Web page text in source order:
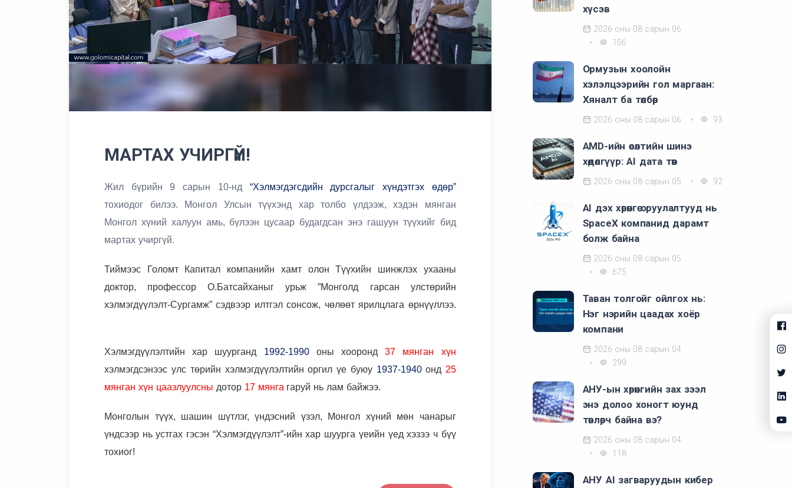
МАРТАХ УЧИРГҮЙ!
Жил бүрийн 9 сарын 10-нд “Хэлмэгдэгсдийн дурсгалыг хүндэтгэх өдөр”
тохиодог билээ. Монгол Улсын түүхэнд хар толбо үлдээж, хэдэн мянган
Монгол хүний халуун амь, бүлээн цусаар будагдсан энэ гашуун түүхийг бид
мартах учиргүй.
Тиймээс Голомт Капитал компанийн хамт олон Түүхийн шинжлэх ухааны
доктор, профессор О.Батсайханыг урьж ”Монголд гарсан улстөрийн
хэлмэгдүүлэлт-Сургамж” сэдвээр илтгэл сонсож, чөлөөт ярилцлага өрнүүллээ.
Хэлмэгдүүлэлтийн хар шуурганд 1992-1990оны хооронд37 мянган хүн
хэлмэгдсэнээс улс төрийн хэлмэгдүүлэлтийн оргил үе буюу 1937-1940 онд 25
мянган хүн цаазлуулсны дотор 17 мянга гаруй нь лам байжээ.
Монголын түүх, шашин шүтлэг, үндэсний үзэл, Монгол хүний мөн чанарыг
үндсээр нь устгах гэсэн “Хэлмэгдүүлэлт”-ийн хар шуурга үеийн үед хэзээ ч бүү
тохиог!
хүсэв
2026 оны 08 сарын 06
106
Ормузын хоолойн
хэлэлцээрийн гол маргаан:
Хяналт ба төлбөр
2026 оны 08 сарын 06 93
AMD-ийн өсөлтийн шинэ
хөдөлгүүр: AI дата төв
2026 оны 08 сарын 05 92
AI дэх хөрөнгө оруулалтууд нь
SpaceX компанид дарамт
болж байна
2026 оны 08 сарын 05
675
Таван толгойг ойлгох нь:
Нэг нэрийн цаадах хоёр
компани
2026 оны 08 сарын 04
299
АНУ-ын хөрөнгийн зах зээл
энэ долоо хоногт юунд
төвлөрч байна вэ?
2026 оны 08 сарын 04
118
АНУ AI загваруудын кибер